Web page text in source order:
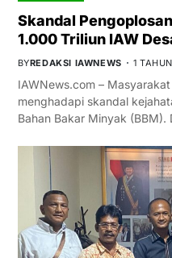
Skandal
1.000 Triliun IAW
BYREDAKSI IAWNEWS 1
IAWNews.com –
menghadapi skandal
Bahan Bakar Minyak